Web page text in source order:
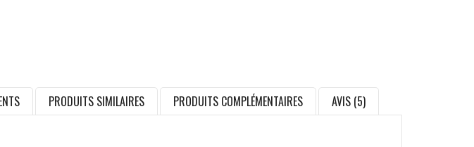
PRODUITS SIMILAIRES PRODUITS COMPLÉMENTAIRES AVIS (5)